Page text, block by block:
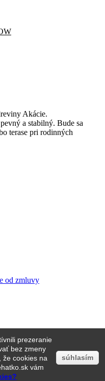
Akácie.
a stabilný. Bude sa
terase pri rodinných
od zmluvy
1302 50601 Jičín IČO:
prezeranie
bez zmeny
že cookies na
vám
súhlasím